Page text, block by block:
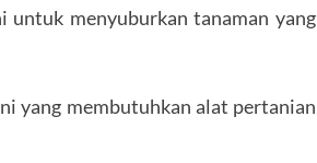
untuk menyuburkan tanaman yang
yang membutuhkan alat pertanian